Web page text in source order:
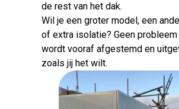
de rest van het dak.
Wil je een groter model, een
of extra isolatie? Geen
wordt vooraf afgestemd en
zoals jij het wilt.